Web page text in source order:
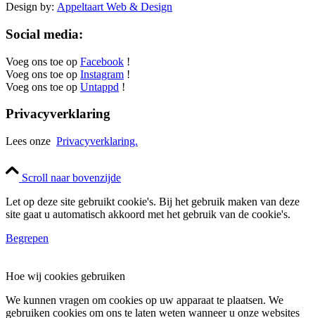
Design by: Appeltaart Web & Design
Social media:
Voeg ons toe op Facebook !
Voeg ons toe op Instagram !
Voeg ons toe op Untappd !
Privacyverklaring
Lees onze Privacyverklaring.
Scroll naar bovenzijde
Let op deze site gebruikt cookie's. Bij het gebruik maken van deze
site gaat u automatisch akkoord met het gebruik van de cookie's.
Begrepen
Hoe wij cookies gebruiken
We kunnen vragen om cookies op uw apparaat te plaatsen. We
gebruiken cookies om ons te laten weten wanneer u onze websites